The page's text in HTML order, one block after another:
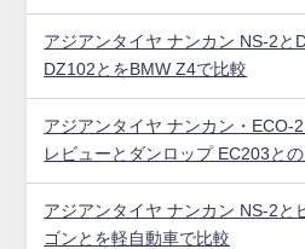
アジアンタイヤ ナンカン NS-2と
DZ102とをBMW Z4で比較
アジアンタイヤ ナンカン・ECO-
レビューとダンロップ EC203と
アジアンタイヤ ナンカン NS-2と
ゴンとを軽自動車で比較